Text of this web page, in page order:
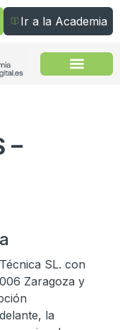
Ir a la Academia
–
SL. con
Zaragoza y
la